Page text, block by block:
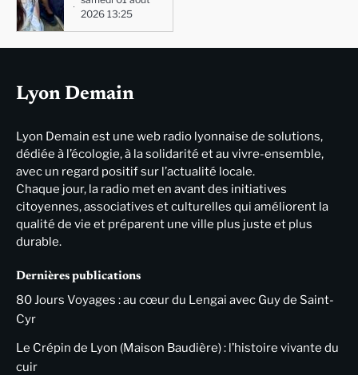
2026 13:25
Lyon Demain
Lyon Demain est une web radio lyonnaise de solutions,
dédiée à l’écologie, à la solidarité et au vivre-ensemble,
avec un regard positif sur l’actualité locale.
Chaque jour, la radio met en avant des initiatives
citoyennes, associatives et culturelles qui améliorent la
qualité de vie et préparent une ville plus juste et plus
durable.
Dernières publications
80 Jours Voyages : au cœur du Lengai avec Guy de Saint-
Cyr
Le Crépin de Lyon (Maison Baudière) : l’histoire vivante du
cuir